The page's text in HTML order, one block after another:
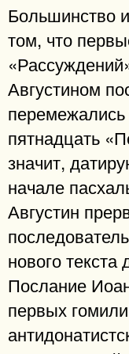
Большинство
том, что
Августином
пятнадцать
значит,
начале
Августин
нового
Послание
первых